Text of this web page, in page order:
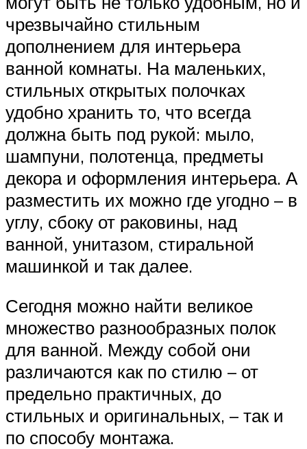
чрезвычайно стильным
дополнением для интерьера
ванной комнаты. На маленьких,
стильных открытых полочках
удобно хранить то, что всегда
должна быть под рукой: мыло,
шампуни, полотенца, предметы
декора и оформления интерьера. А
разместить их можно где угодно – в
углу, сбоку от раковины, над
ванной, унитазом, стиральной
машинкой и так далее.
Сегодня можно найти великое
множество разнообразных полок
для ванной. Между собой они
различаются как по стилю – от
предельно практичных, до
стильных и оригинальных, – так и
по способу монтажа.